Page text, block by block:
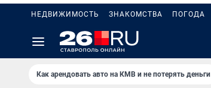
НЕДВИЖИМОСТЬ ЗНАКОМСТВА ПОГОДА
Как арендовать авто на КМВ и не потерять деньги